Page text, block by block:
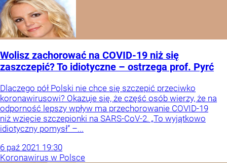
Wolisz zachorować na COVID-19 niż się
zaszczepić? To idiotyczne – ostrzega prof. Pyrć
Dlaczego pół Polski nie chce się szczepić przeciwko
koronawirusowi? Okazuje się, że część osób wierzy, że na
odporność lepszy wpływ ma przechorowanie COVID-19
niż wzięcie szczepionki na SARS-CoV-2. „To wyjątkowo
idiotyczny pomysł” –...
6 paź 2021 19:30
Koronawirus w Polsce